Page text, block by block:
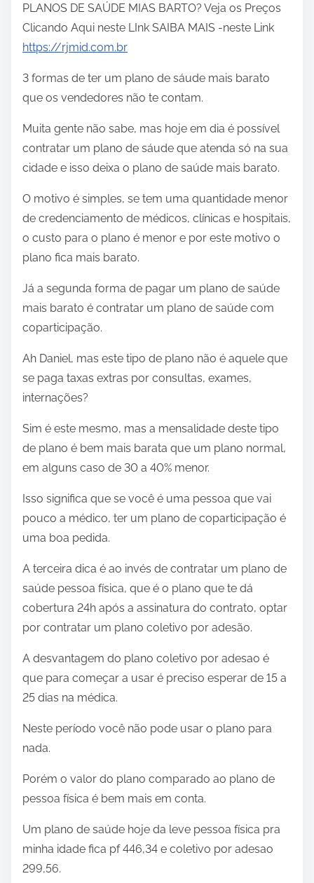
PLANOS DE SAÚDE MIAS BARTO? Veja os Preços
Clicando Aqui neste LInk SAIBA MAIS -neste Link
https://rjmid.com.br
3 formas de ter um plano de sáude mais barato
que os vendedores não te contam.
Muita gente não sabe, mas hoje em dia é possível
contratar um plano de sáude que atenda só na sua
cidade e isso deixa o plano de saúde mais barato.
O motivo é simples, se tem uma quantidade menor
de credenciamento de médicos, clínicas e hospitais,
o custo para o plano é menor e por este motivo o
plano fica mais barato.
Já a segunda forma de pagar um plano de saúde
mais barato é contratar um plano de saúde com
coparticipação.
Ah Daniel, mas este tipo de plano não é aquele que
se paga taxas extras por consultas, exames,
internações?
Sim é este mesmo, mas a mensalidade deste tipo
de plano é bem mais barata que um plano normal,
em alguns caso de 30 a 40% menor.
Isso significa que se você é uma pessoa que vai
pouco a médico, ter um plano de coparticipação é
uma boa pedida.
A terceira dica é ao invés de contratar um plano de
saúde pessoa física, que é o plano que te dá
cobertura 24h após a assinatura do contrato, optar
por contratar um plano coletivo por adesão.
A desvantagem do plano coletivo por adesao é
que para começar a usar é preciso esperar de 15 a
25 dias na médica.
Neste período você não pode usar o plano para
nada.
Porém o valor do plano comparado ao plano de
pessoa física é bem mais em conta.
Um plano de saúde hoje da leve pessoa física pra
minha idade fica pf 446,34 e coletivo por adesao
299,56.